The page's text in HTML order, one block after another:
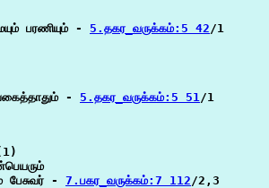
பரணியும் - 5.தகர_வருக்கம்:5 42/1
- 5.தகர_வருக்கம்:5 51/1
பேசுவர் -
7.பகர_வருக்கம்:7 112/2,3